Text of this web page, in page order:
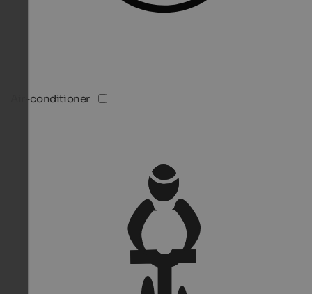
Air-conditioner